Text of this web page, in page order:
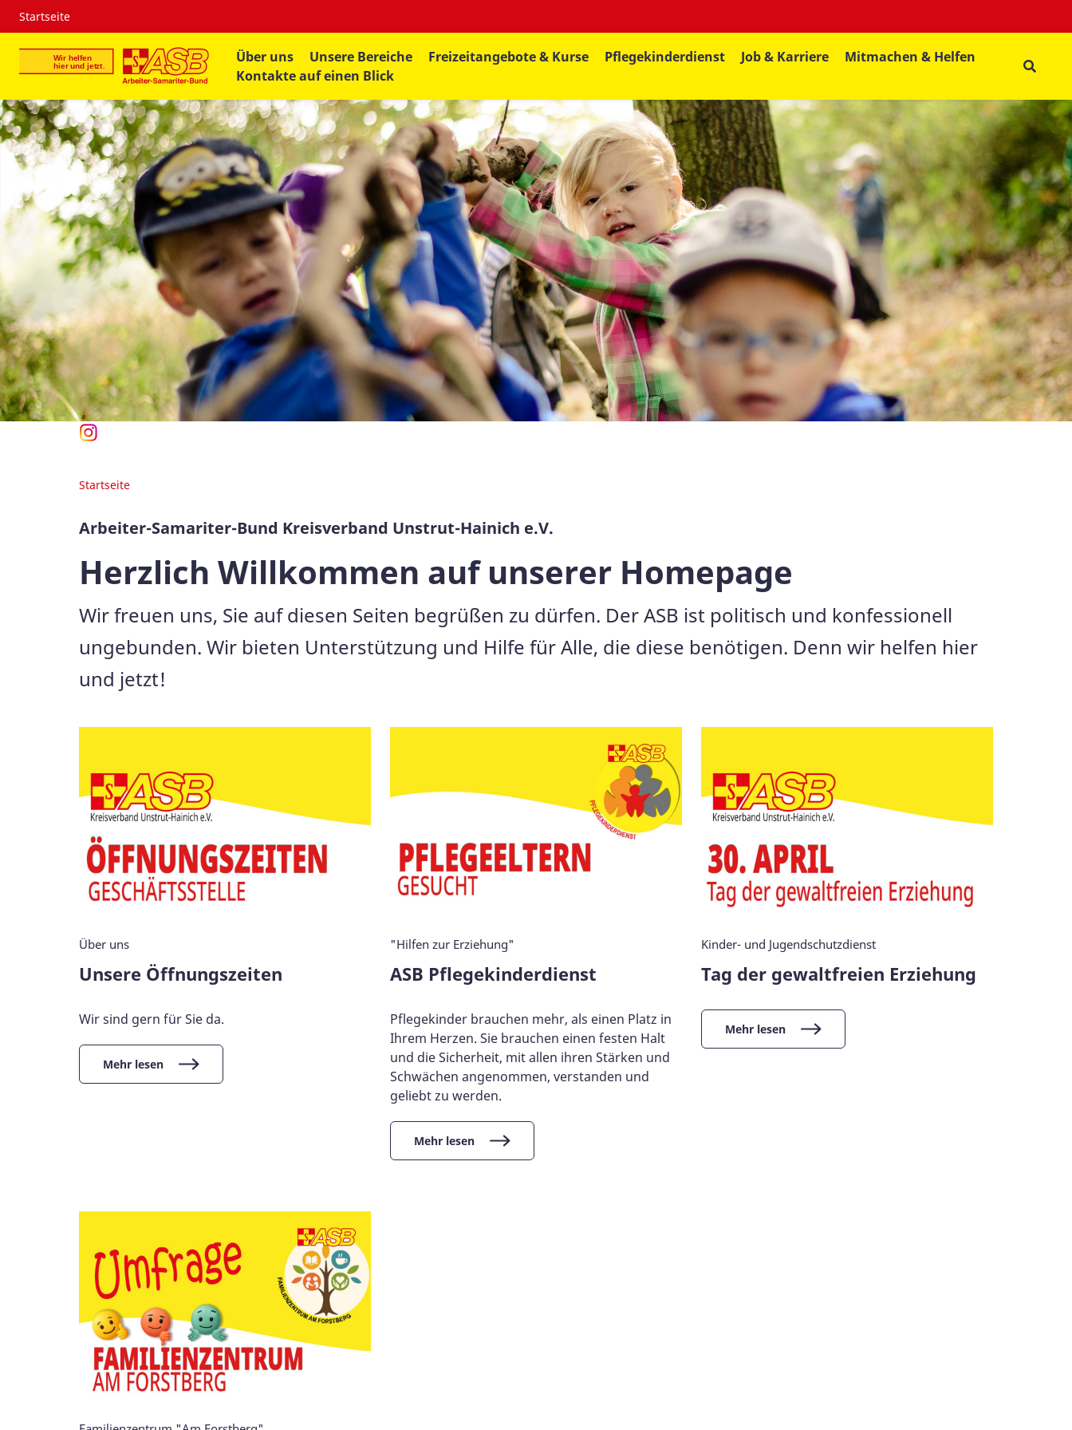
Startseite
Über uns Unsere Bereiche Freizeitangebote & Kurse Pflegekinderdienst Job & Karriere
Mitmachen & Helfen
Kontakte auf einen Blick
Startseite
Arbeiter-Samariter-Bund Kreisverband Unstrut-Hainich e.V.
Herzlich Willkommen auf unserer Homepage
Wir freuen uns, Sie auf diesen Seiten begrüßen zu dürfen. Der ASB ist politisch und konfessionell
ungebunden. Wir bieten Unterstützung und Hilfe für Alle, die diese benötigen. Denn wir helfen hier
und jetzt!
Über uns
Unsere Öffnungszeiten
Wir sind gern für Sie da.
Mehr lesen
"Hilfen zur Erziehung"
ASB Pflegekinderdienst
Pflegekinder brauchen mehr, als einen Platz in
Ihrem Herzen. Sie brauchen einen festen Halt
und die Sicherheit, mit allen ihren Stärken und
Schwächen angenommen, verstanden und
geliebt zu werden.
Mehr lesen
Kinder- und Jugendschutzdienst
Tag der gewaltfreien Erziehung
Mehr lesen